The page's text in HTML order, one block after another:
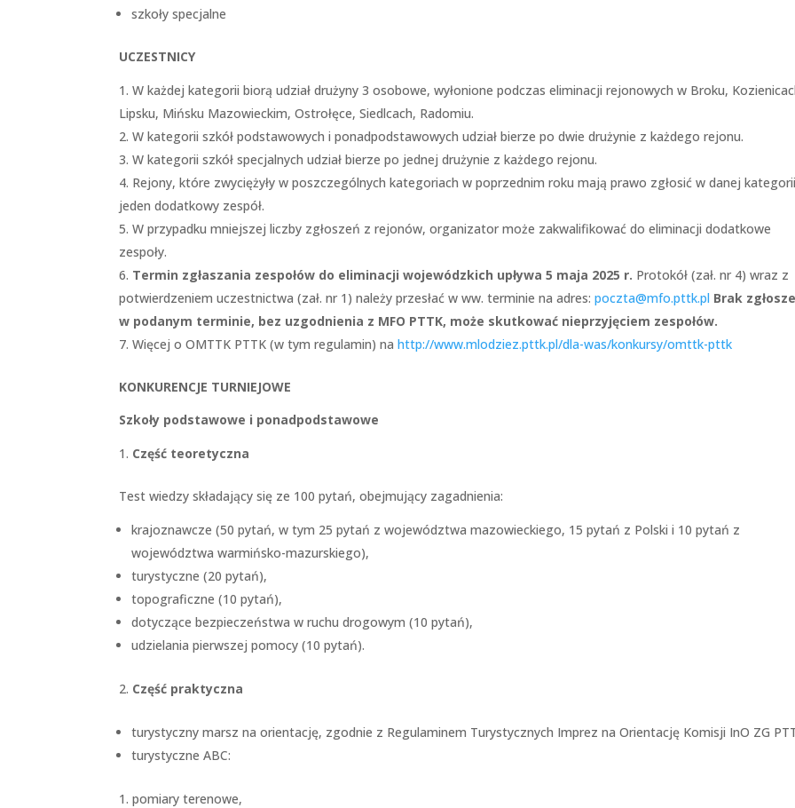
szkoły specjalne
UCZESTNICY
W każdej kategorii biorą udział drużyny 3 osobowe, wyłonione podczas eliminacji rejonowych w Broku,
Lipsku, Mińsku Mazowieckim, Ostrołęce, Siedlcach, Radomiu.
W kategorii szkół podstawowych i ponadpodstawowych udział bierze po dwie drużynie z każdego rejonu.
W kategorii szkół specjalnych udział bierze po jednej drużynie z każdego rejonu.
Rejony, które zwyciężyły w poszczególnych kategoriach w poprzednim roku mają prawo zgłosić w danej
jeden dodatkowy zespół.
W przypadku mniejszej liczby zgłoszeń z rejonów, organizator może zakwalifikować do eliminacji dodatkowe
zespoły.
Termin zgłaszania zespołów do eliminacji wojewódzkich upływa 5 maja 2025 r. Protokół (zał. nr 4) wraz z
potwierdzeniem uczestnictwa (zał. nr 1) należy przesłać w ww. terminie na adres:poczta@mfo.pttk.pl Brak
w podanym terminie, bez uzgodnienia z MFO PTTK, może skutkować nieprzyjęciem zespołów.
Więcej o OMTTK PTTK (w tym regulamin) nahttp://www.mlodziez.pttk.pl/dla-was/konkursy/omttk-pttk
KONKURENCJE TURNIEJOWE
Szkoły podstawowe i ponadpodstawowe
Część teoretyczna
Test wiedzy składający się ze 100 pytań, obejmujący zagadnienia:
krajoznawcze (50 pytań, w tym 25 pytań z województwa mazowieckiego, 15 pytań z Polski i 10 pytań z
województwa warmińsko-mazurskiego),
turystyczne (20 pytań),
topograficzne (10 pytań),
dotyczące bezpieczeństwa w ruchu drogowym (10 pytań),
udzielania pierwszej pomocy (10 pytań).
Część praktyczna
turystyczny marsz na orientację, zgodnie z Regulaminem Turystycznych Imprez na Orientację Komisji InO ZG
turystyczne ABC:
pomiary terenowe,